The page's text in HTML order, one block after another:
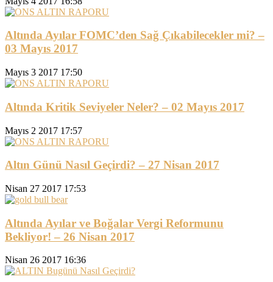
Altında Ayılar FOMC’den Sağ Çıkabilecekler mi? –
03 Mayıs 2017
Mayıs 3 2017 17:50
Altında Kritik Seviyeler Neler? – 02 Mayıs 2017
Mayıs 2 2017 17:57
Altın Günü Nasıl Geçirdi? – 27 Nisan 2017
Nisan 27 2017 17:53
Altında Ayılar ve Boğalar Vergi Reformunu
Bekliyor! – 26 Nisan 2017
Nisan 26 2017 16:36